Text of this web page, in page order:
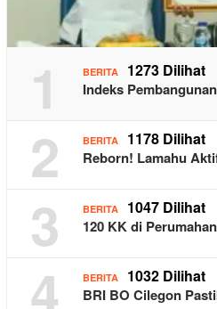
1 BERITA 1273 Dilihat
Indeks
2 BERITA 1178 Dilihat
Reborn! Lamahu
3 BERITA 1047 Dilihat
120 KK di
4 BERITA 1032 Dilihat
BRI BO Cilegon